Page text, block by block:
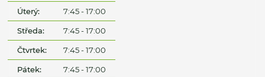
Úterý: 7:45 - 17:00
Středa: 7:45 - 17:00
Čtvrtek: 7:45 - 17:00
Pátek: 7:45 - 17:00